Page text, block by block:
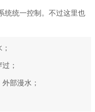
统统一控制。不过这里也
；
部漫水；